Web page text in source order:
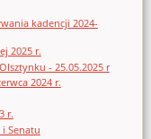
kadencji 2024-
2025 r.
- 25.05.2025 r
2024 r.
r.
Senatu